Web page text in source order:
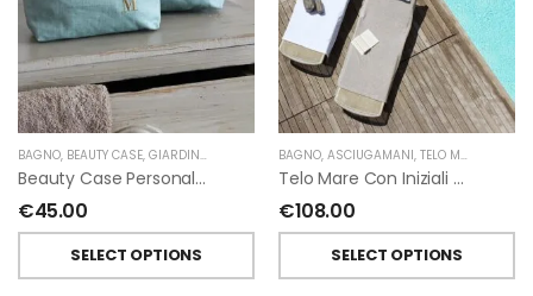
BAGNO, BEAUTY CASE, GIARDINO SEGRETO
Beauty Case Personalizzati In Lino Resinato Antimacchia Giardino Segreto
€45.00
SELECT OPTIONS
BAGNO, ASCIUGAMANI, TELO MARE
Telo Mare Con Iniziali Di Giardino Segreto
€108.00
SELECT OPTIONS